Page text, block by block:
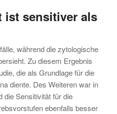
ist sensitiver als
während die zytologische
Zu diesem Ergebnis
die als Grundlage für die
diente. Des Weiteren war in
die Sensitivität für die
ebenfalls besser